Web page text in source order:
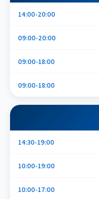
14:00-20:00
09:00-20:00
09:00-18:00
09:00-18:00
14:30-19:00
10:00-19:00
10:00-17:00